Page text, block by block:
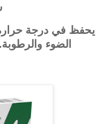
الضوء